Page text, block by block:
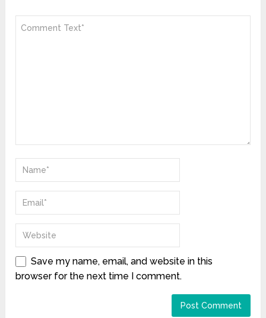
Save my name, email, and website in this
browser for the next time I comment.